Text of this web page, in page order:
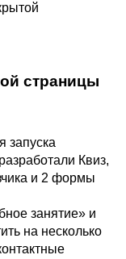
страницы
запуска
Квиз,
и 2 формы
занятие» и
на несколько